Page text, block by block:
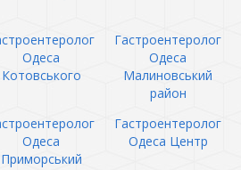
Одеса
Котовського
Гастроентеролог
Одеса
Малиновський
район
Одеса
Приморський
Гастроентеролог
Одеса Центр